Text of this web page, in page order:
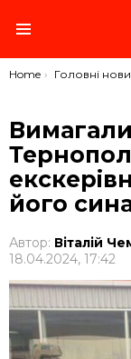
You are here:
Home Головні
його
Автор: Віталій
18.04.2024, 17:42